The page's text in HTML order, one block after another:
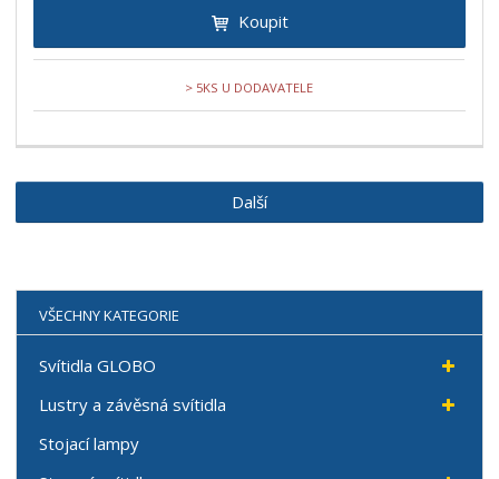
Koupit
> 5KS U DODAVATELE
Další
VŠECHNY KATEGORIE
Svítidla GLOBO
Lustry a závěsná svítidla
Stojací lampy